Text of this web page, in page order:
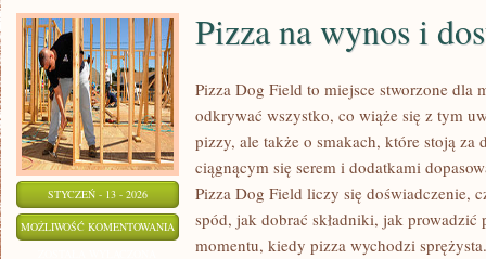
STYCZEŃ - 13 - 2026
MOŻLIWOŚĆ KOMENTOWANIA PIZZA
Pizza na wynos i
Pizza Dog Field to miejsce stworzone dla
odkrywać wszystko, co wiąże się z tym
pizzy, ale także o smakach, które stoją za
ciągnącym się serem i dodatkami
Pizza Dog Field liczy się doświadczenie,
spód, jak dobrać składniki, jak
momentu, kiedy pizza wychodzi